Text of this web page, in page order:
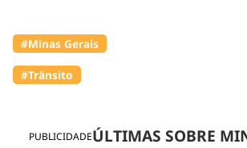
PUBLICIDADEÚLTIMAS SOBRE
#Minas Gerais
#Trânsito